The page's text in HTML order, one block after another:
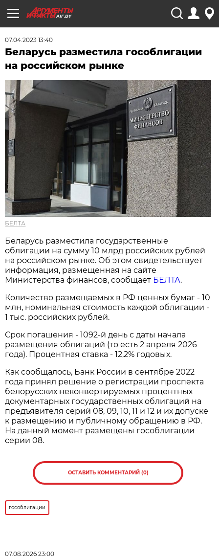
AIF.BY
07.04.2023 13:40
Беларусь разместила гособлигации
на российском рынке
БЕЛТА
Беларусь разместила государственные
облигации на сумму 10 млрд российских рублей
на российском рынке. Об этом свидетельствует
информация, размещенная на сайте
Министерства финансов, сообщает БЕЛТА.
Количество размещаемых в РФ ценных бумаг - 10
млн, номинальная стоимость каждой облигации -
1 тыс. российских рублей.
Срок погашения - 1092-й день с даты начала
размещения облигаций (то есть 2 апреля 2026
года). Процентная ставка - 12,2% годовых.
Как сообщалось, Банк России в сентябре 2022
года принял решение о регистрации проспекта
белорусских неконвертируемых процентных
документарных государственных облигаций на
предъявителя серий 08, 09, 10, 11 и 12 и их допуске
к размещению и публичному обращению в РФ.
На данный момент размещены гособлигации
серии 08.
ОСТАВИТЬ КОММЕНТАРИЙ (0)
гособлигации
07.08.2026 23:00